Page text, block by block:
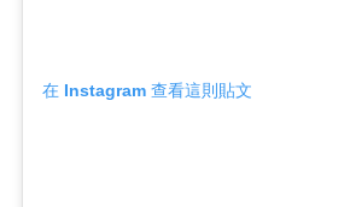
在 Instagram 查看這則貼文